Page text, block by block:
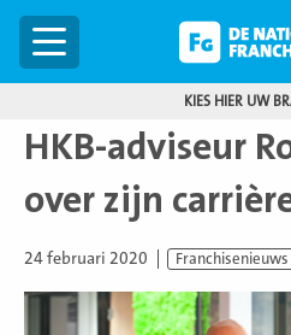
Menu
KIES HIER UW
HKB-adviseur
over zijn
24 februari 2020 Franchisenieuws